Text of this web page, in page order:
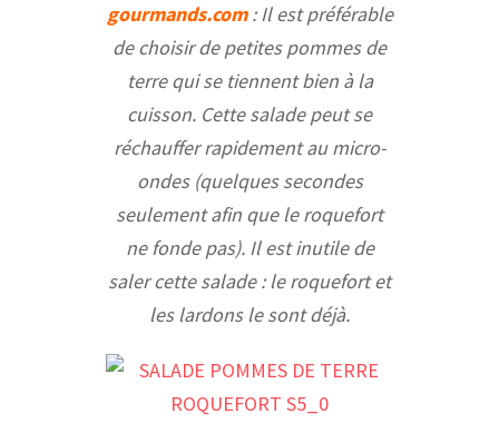
gourmands.com : Il est préférable
de choisir de petites pommes de
terre qui se tiennent bien à la
cuisson. Cette salade peut se
réchauffer rapidement au micro-
ondes (quelques secondes
seulement afin que le roquefort
ne fonde pas). Il est inutile de
saler cette salade : le roquefort et
les lardons le sont déjà.